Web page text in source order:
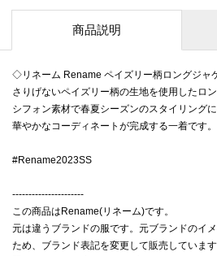
商品説明
◇リネーム Rename ペイズリー柄ロングジャ
さりげないペイズリー柄の生地を使用したロン
シフォン素材で春夏シーズンのスタイリングに
華やかなコーディネートが完成する一着です。
#Rename2023SS
----------------------
この商品はRename(リネーム)です。
元は違うブランドの服です。元ブランドのイ
ため、ブランド表記を変更して販売していま